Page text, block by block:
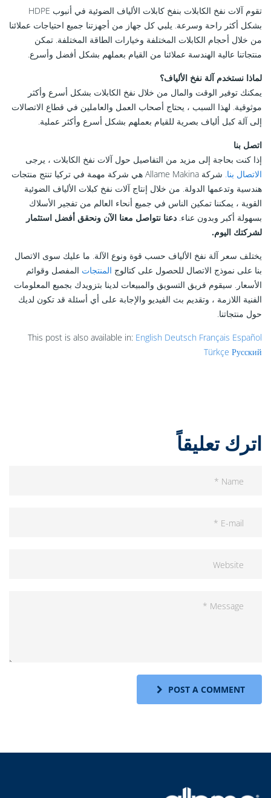
تقوم آلات نفخ الكابلات بنفخ كابلات الألياف الضوئية في أنبوب HDPE
بشكل أكثر راحة وسرعة. يلبي كل جهاز من أجهزتنا جميع احتياجات عملائنا
من خلال أحجام الكابلات المختلفة وخيارات الطاقة المختلفة. تمكن
منتجاتنا عالية الهندسة عملائنا من القيام بعملهم بشكل أفضل وأسرع.
لماذا نستخدم آلة نفخ الألياف؟
يمكنك توفير الوقت والمال من خلال نفخ الكابلات بشكل أسرع وأكثر
موثوقية. لهذا السبب ، يحتاج أصحاب العمل والعاملين في قطاع الاتصالات
إلى آلة كبل ألياف بصرية للقيام بعملهم بشكل أسرع وأكثر عملية.
اتصل بنا
إذا كنت بحاجة إلى مزيد من التفاصيل حول آلات نفخ الكابلات ، يرجى
الاتصال بنا.
شركة Allame Makina هي شركة مهمة في تركيا تنتج منتجات
هندسية وتدعمها الدولة. من خلال إنتاج آلات نفخ كبلات الألياف الضوئية
القوية ، يمكننا تمكين الناس في جميع أنحاء العالم من تفجير الأسلاك
بسهولة أكبر وبدون عناء. دعنا نتواصل معنا الآن ونحقق أفضل استثمار
لشركتك اليوم.
يختلف سعر آلة نفخ الألياف حسب قوة ونوع الآلة. ما عليك سوى الاتصال
بنا على نموذج الاتصال للحصول على كتالوج المنتجات المفصل وقوائم
الأسعار. سيقوم فريق التسويق والمبيعات لدينا بتزويدك بجميع المعلومات
الفنية اللازمة ، وتقديم بث الفيديو والإجابة على أي أسئلة قد تكون لديك
حول منتجاتنا.
This post is also available in: English Deutsch Français Español
Türkçe Русский
اترك تعليقاً
POST A COMMENT